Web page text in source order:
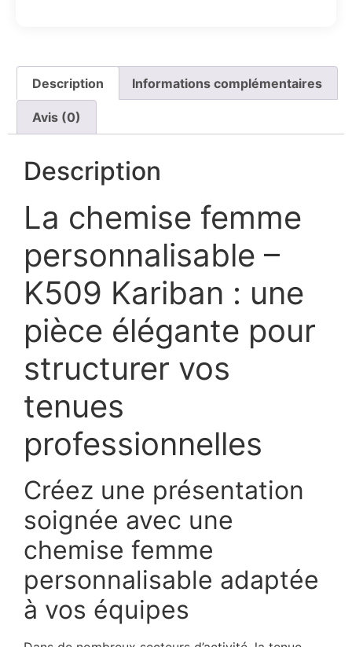
Description Informations complémentaires
Avis (0)
Description
La chemise femme
personnalisable –
K509 Kariban : une
pièce élégante pour
structurer vos
tenues
professionnelles
Créez une présentation
soignée avec une
chemise femme
personnalisable adaptée
à vos équipes